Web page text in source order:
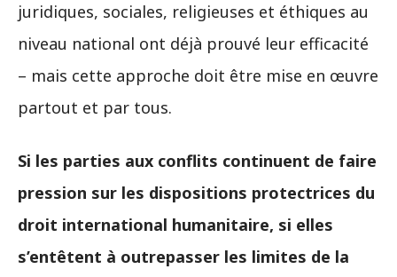
juridiques, sociales, religieuses et éthiques au
niveau national ont déjà prouvé leur efficacité
– mais cette approche doit être mise en œuvre
partout et par tous.
Si les parties aux conflits continuent de faire
pression sur les dispositions protectrices du
droit international humanitaire, si elles
s’entêtent à outrepasser les limites de la